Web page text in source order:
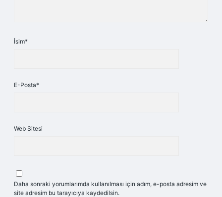
İsim*
E-Posta*
Web Sitesi
Daha sonraki yorumlarımda kullanılması için adım, e-posta adresim ve
site adresim bu tarayıcıya kaydedilsin.